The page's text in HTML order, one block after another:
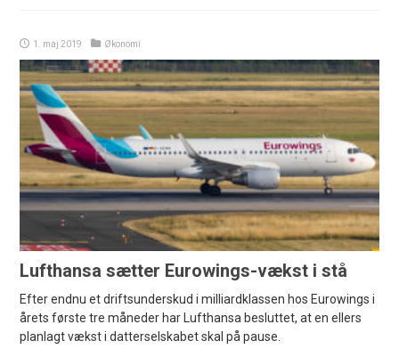
1. maj 2019 Økonomi
Lufthansa sætter Eurowings-vækst i stå
Efter endnu et driftsunderskud i milliardklassen hos Eurowings i
årets første tre måneder har Lufthansa besluttet, at en ellers
planlagt vækst i datterselskabet skal på pause.